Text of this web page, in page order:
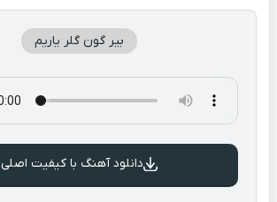
بیر گون گلر یاریم
دانلود آهنگ با کیفیت اصلی